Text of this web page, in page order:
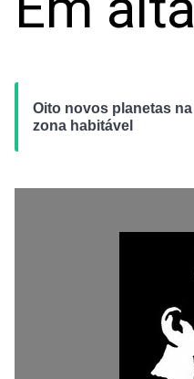
Oito novos planetas na
zona habitável